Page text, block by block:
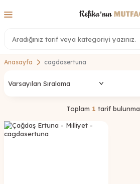
Anasayfa cagdasertuna
Toplam 1 tarif